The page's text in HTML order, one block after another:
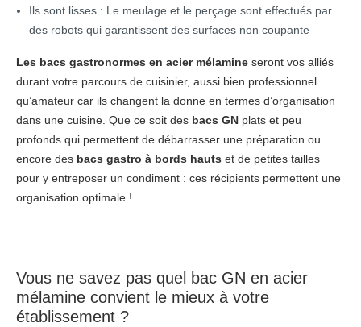
Ils sont lisses : Le meulage et le perçage sont effectués par
des robots qui garantissent des surfaces non coupante
Les bacs gastronormes en acier mélamine seront vos alliés
durant votre parcours de cuisinier, aussi bien professionnel
qu’amateur car ils changent la donne en termes d’organisation
dans une cuisine. Que ce soit des bacs GN plats et peu
profonds qui permettent de débarrasser une préparation ou
encore des bacs gastro à bords hauts et de petites tailles
pour y entreposer un condiment : ces récipients permettent une
organisation optimale !
Vous ne savez pas quel bac GN en acier
mélamine convient le mieux à votre
établissement ?